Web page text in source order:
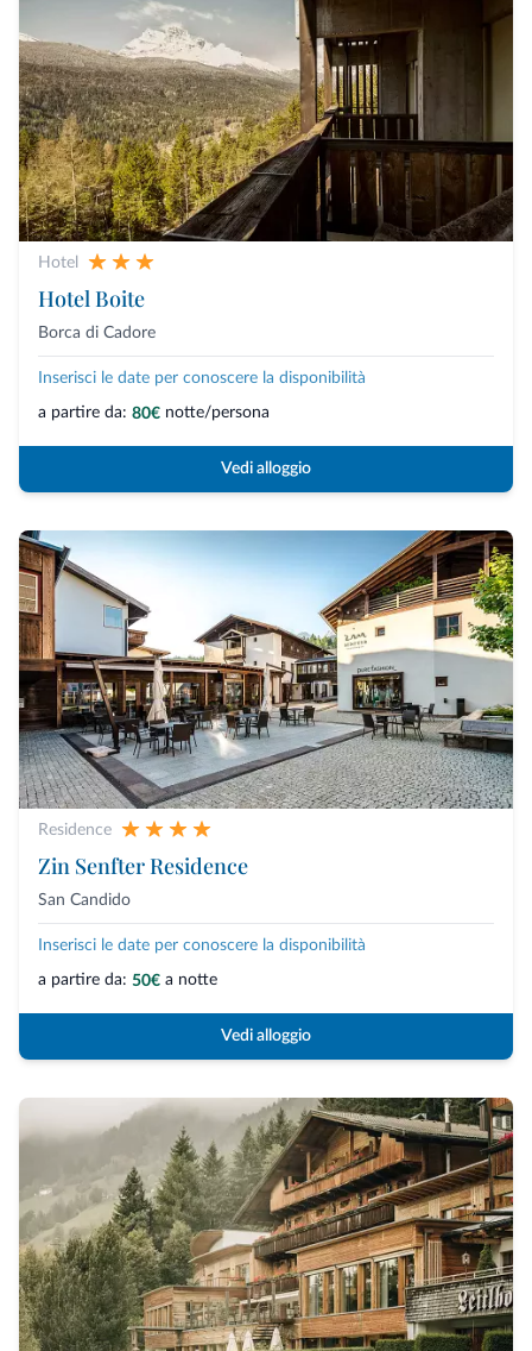
Hotel
Hotel Boite
Borca di Cadore
Inserisci le date per conoscere la disponibilità
a partire da: 80€ notte/persona
Vedi alloggio
Residence
Zin Senfter Residence
San Candido
Inserisci le date per conoscere la disponibilità
a partire da: 50€ a notte
Vedi alloggio